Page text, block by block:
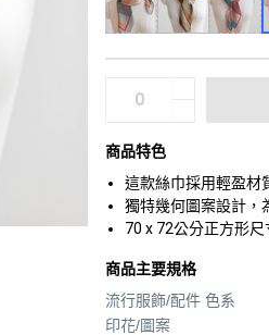
商品特色
這款絲巾採用輕盈材
獨特幾何圖案設計，
70 x 72公分正方形
商品主要規格
流行服飾/配件 色系
印花/圖案